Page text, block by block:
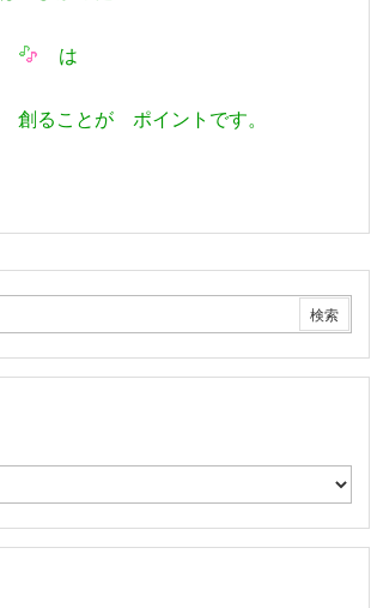
は
創ることが ポイントです。